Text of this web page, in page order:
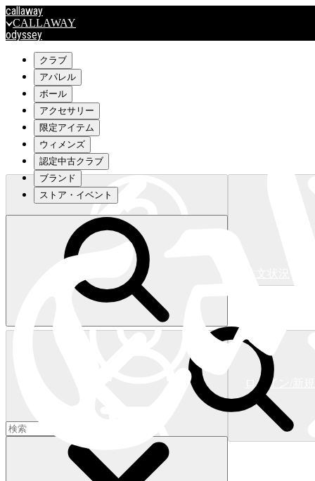
callaway
CALLAWAY
odyssey
travismathew
outlet
OUTLET
キャロウェイアパレルはこちら>>>
キャロウェイアパレルはこちら>>>
ログイン/新
クラブ
アパレル
ボール
アクセサリー
限定アイテム
ウィメンズ
認定中古クラブ
ブランド
ストア・イベント